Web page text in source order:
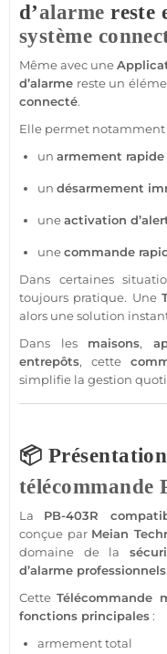
d’alarme reste
système
Même avec une
d’alarme reste un
connecté.
Elle permet notamment
un armement rapide
un désarmement
uneactivation
unecommande
Dans certaines
toujours pratique. Une
alors une solution
Dans les maisons,
entrepôts, cette
simplifie la gestion
📦
télécommande
La PB-403R
conçue par Meian
domaine de la
d’alarme professionnels.
CetteTélécommande
fonctions principales:
armement total